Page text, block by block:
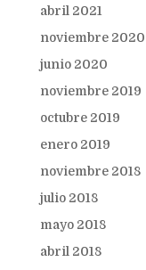
abril 2021
noviembre 2020
junio 2020
noviembre 2019
octubre 2019
enero 2019
noviembre 2018
julio 2018
mayo 2018
abril 2018